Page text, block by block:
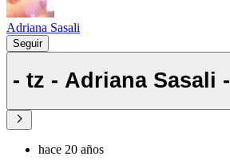
Adriana Sasali
Seguir
- tz - Adriana Sasali -
hace 20 años